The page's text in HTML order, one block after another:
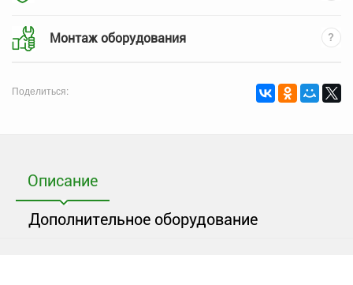
Монтаж оборудования
Поделиться:
Описание
Дополнительное оборудование